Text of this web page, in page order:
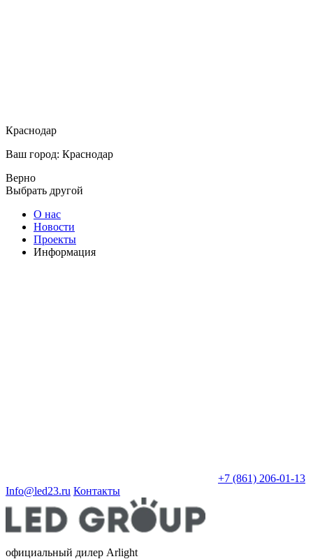
Краснодар
Ваш город: Краснодар
Верно
Выбрать другой
О нас
Новости
Проекты
Информация
+7 (861) 206-01-13
Info@led23.ru Контакты
официальный дилер Arlight